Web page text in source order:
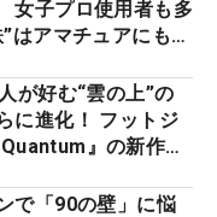
子プロ使用者も多
はアマチュアにもオ
が好む“雲の上”の
に進化！ フットジ
』の新作を
で「90の壁」に悩